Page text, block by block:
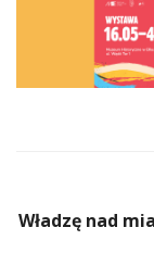
Władzę nad